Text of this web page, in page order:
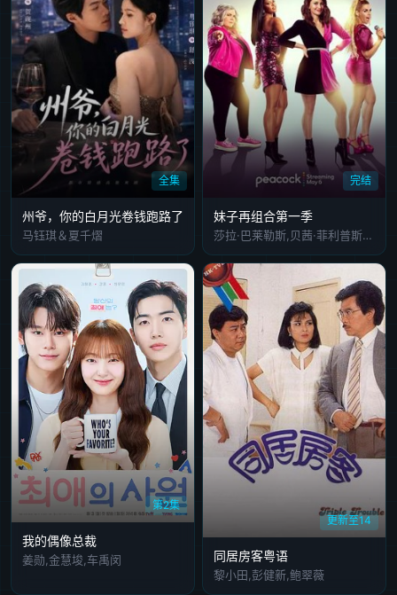
全集
州爷，你的白月光卷钱跑路了
马钰琪＆夏千熠
完结
妹子再组合第一季
莎拉·巴莱勒斯,贝茜·菲利普斯,保拉·佩尔,芮妮·戈兹贝里,Daniel Breaker,Erika Henningsen,阿什利·朴,乔纳森·哈达里,安德鲁·兰内斯,Julius Conceicao,Piter Marek,Grey Henson,Janine Brito,Jeremiah Craft,Penelope Richmond,迪恩·文特斯,凡妮莎·威廉斯,查德·科尔曼,约翰·鲁兹,巴顿·考珀斯维特,杨伯文,蒂娜·菲,艾米·塞德丽丝,安珀·鲁芬,马里奥·坎通,尼尔·弗林,威尔·切斯,蒂姆·麦道
第2集
我的偶像总裁
姜勋,金慧埈,车禹闵
更新至14
同居房客粤语
黎小田,彭健新,鲍翠薇